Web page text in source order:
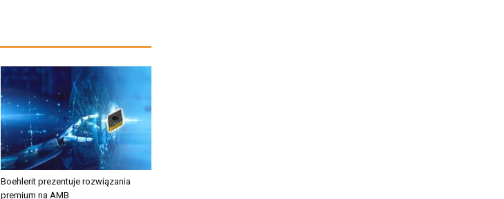
Boehlerit prezentuje rozwiązania
premium na AMB